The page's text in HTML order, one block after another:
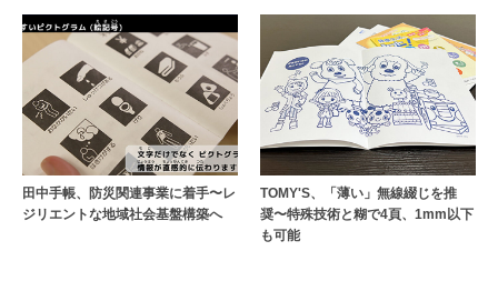
田中手帳、防災関連事業に着手〜レ
ジリエントな地域社会基盤構築へ
TOMY'S、「薄い」無線綴じを推
奨〜特殊技術と糊で4頁、1mm以下
も可能